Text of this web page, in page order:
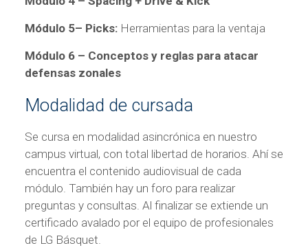
Módulo 5– Picks:Herramientas para la ventaja
Módulo 6 – Conceptos y reglas para atacar
defensas zonales
Modalidad de cursada
Se cursa en modalidad asincrónica en nuestro
campus virtual, con total libertad de horarios. Ahí se
encuentra el contenido audiovisual de cada
módulo. También hay un foro para realizar
preguntas y consultas. Al finalizar se extiende un
certificado avalado por el equipo de profesionales
de LG Básquet.